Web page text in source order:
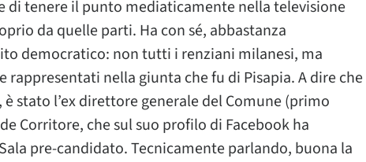
di tenere il punto mediaticamente nella televisione
da quelle parti. Ha con sé, abbastanza
democratico: non tutti i renziani milanesi, ma
nella giunta che fu di Pisapia. A dire che
stato l’ex direttore generale del Comune (primo
Corritore, che sul suo profilo di Facebook ha
pre-candidato. Tecnicamente parlando, buona la